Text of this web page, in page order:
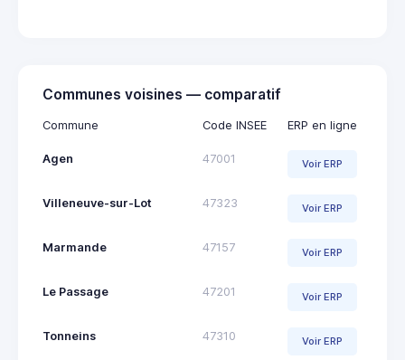
Communes voisines — comparatif
Commune Code INSEE ERP en ligne
Agen 47001 Voir ERP
Villeneuve-sur-Lot 47323 Voir ERP
Marmande 47157 Voir ERP
Le Passage 47201 Voir ERP
Tonneins 47310 Voir ERP